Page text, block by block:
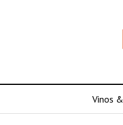
Vinos